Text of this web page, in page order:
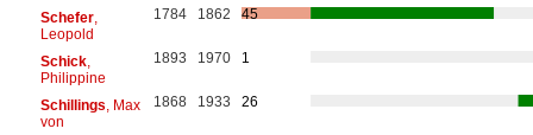
Schefer,
Leopold
1784 1862 45
Schick,
Philippine
1893 1970 1
Schillings , Max
von
1868 1933 26